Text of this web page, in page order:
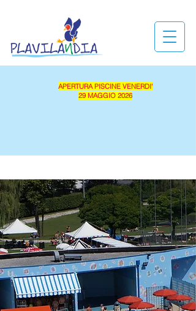
APERTURA PISCINE VENERDI'
29 MAGGIO 2026